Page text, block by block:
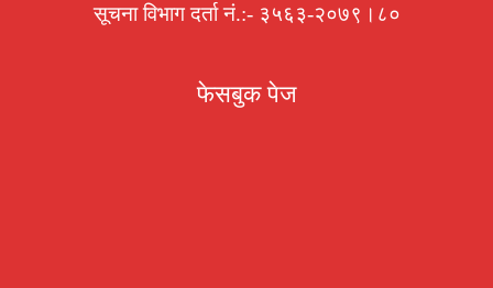
सूचना विभाग दर्ता नं.:- ३५६३-२०७९।८०
फेसबुक पेज